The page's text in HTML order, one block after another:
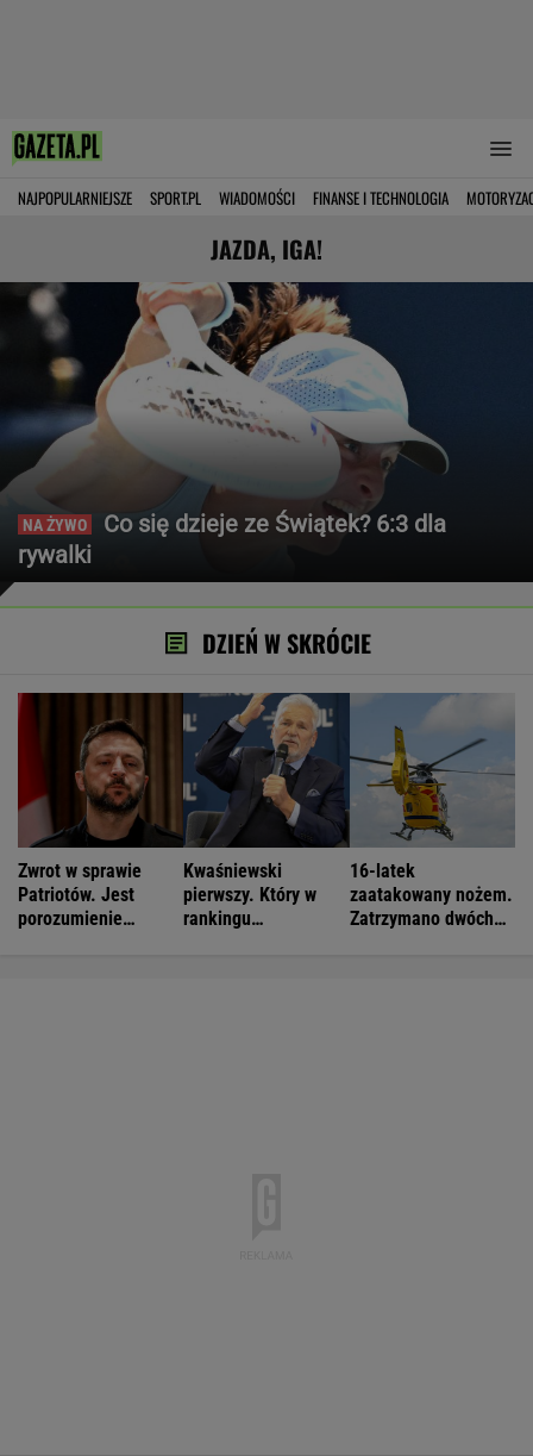
NAJPOPULARNIEJSZE SPORT.PL WIADOMOŚCI FINANSE I TECHNOLOGIA
JAZDA, IGA!
Co się dzieje ze Świątek? 6:3 dla
rywalki
DZIEŃ W SKRÓCIE
Zwrot w sprawie
Patriotów. Jest
porozumienie
Kwaśniewski
pierwszy. Który w
rankingu
16-latek
zaatakowany nożem.
Zatrzymano dwóch